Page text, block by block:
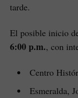
tarde.
El posible inicio
6:00 p.m., con
Centro
Esmeralda,